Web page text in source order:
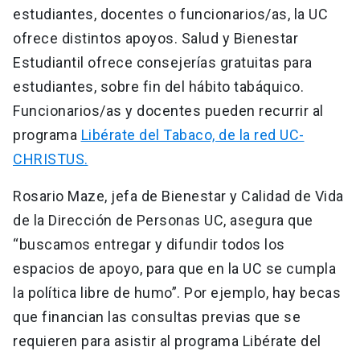
estudiantes, docentes o funcionarios/as, la UC
ofrece distintos apoyos. Salud y Bienestar
Estudiantil ofrece consejerías gratuitas para
estudiantes, sobre fin del hábito tabáquico.
Funcionarios/as y docentes pueden recurrir al
programa Libérate del Tabaco, de la red UC-
CHRISTUS.
Rosario Maze, jefa de Bienestar y Calidad de Vida
de la Dirección de Personas UC, asegura que
“buscamos entregar y difundir todos los
espacios de apoyo, para que en la UC se cumpla
la política libre de humo”. Por ejemplo, hay becas
que financian las consultas previas que se
requieren para asistir al programa Libérate del